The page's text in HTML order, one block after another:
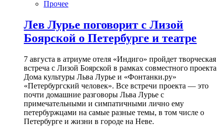
Прочее
Лев Лурье поговорит с Лизой
Боярской о Петербурге и театре
7 августа в атриуме отеля «Индиго» пройдет творческая
встреча с Лизой Боярской в рамках совместного проекта
Дома культуры Льва Лурье и «Фонтанки.ру»
«Петербургский человек». Все встречи проекта — это
почти домашние разговоры Льва Лурье с
примечательными и симпатичными лично ему
петербуржцами на самые разные темы, в том числе о
Петербурге и жизни в городе на Неве.